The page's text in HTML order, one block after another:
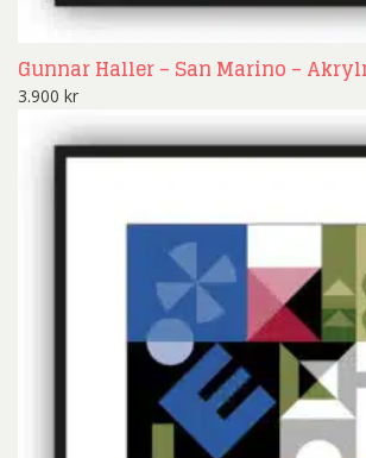
Gunnar Haller – San Marino –
3.900 kr